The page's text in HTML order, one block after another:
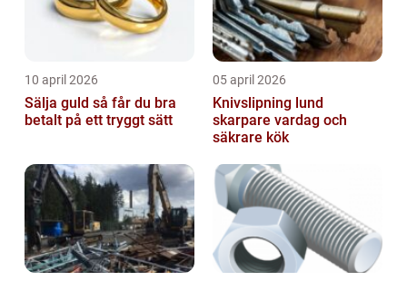
10 april 2026
Sälja guld så får du bra
betalt på ett tryggt sätt
05 april 2026
Knivslipning lund
skarpare vardag och
säkrare kök